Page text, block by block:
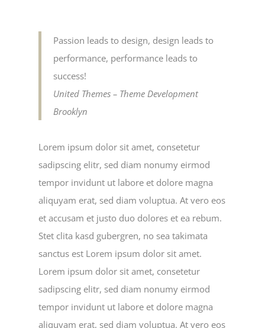
Passion leads to design, design leads to
performance, performance leads to
success!
United Themes – Theme Development
Brooklyn
Lorem ipsum dolor sit amet, consetetur
sadipscing elitr, sed diam nonumy eirmod
tempor invidunt ut labore et dolore magna
aliquyam erat, sed diam voluptua. At vero eos
et accusam et justo duo dolores et ea rebum.
Stet clita kasd gubergren, no sea takimata
sanctus est Lorem ipsum dolor sit amet.
Lorem ipsum dolor sit amet, consetetur
sadipscing elitr, sed diam nonumy eirmod
tempor invidunt ut labore et dolore magna
aliquyam erat, sed diam voluptua. At vero eos